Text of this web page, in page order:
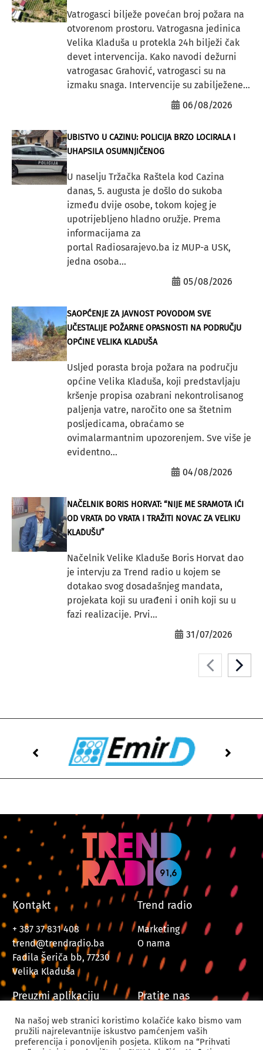
Vatrogasci bilježe povećan broj požara na
otvorenom prostoru. Vatrogasna jedinica
Velika Kladuša u protekla 24h bilježi čak
devet intervencija. Kako navodi dežurni
vatrogasac Grahović, vatrogasci su na
izmaku snaga. Intervencije su zabilježene...
06/08/2026
UBISTVO U CAZINU: POLICIJA BRZO LOCIRALA I
UHAPSILA OSUMNJIČENOG
U naselju Tržačka Raštela kod Cazina
danas, 5. augusta je došlo do sukoba
između dvije osobe, tokom kojeg je
upotrijebljeno hladno oružje. Prema
informacijama za
portal Radiosarajevo.ba iz MUP-a USK,
jedna osoba...
05/08/2026
SAOPĆENJE ZA JAVNOST POVODOM SVE
UČESTALIJE POŽARNE OPASNOSTI NA PODRUČJU
OPĆINE VELIKA KLADUŠA
Usljed porasta broja požara na području
općine Velika Kladuša, koji predstavljaju
kršenje propisa ozabrani nekontrolisanog
paljenja vatre, naročito one sa štetnim
posljedicama, obraćamo se
ovimalarmantnim upozorenjem. Sve više je
evidentno...
04/08/2026
NAČELNIK BORIS HORVAT: “NIJE ME SRAMOTA IĆI
OD VRATA DO VRATA I TRAŽITI NOVAC ZA VELIKU
KLADUŠU”
Načelnik Velike Kladuše Boris Horvat dao
je intervju za Trend radio u kojem se
dotakao svog dosadašnjeg mandata,
projekata koji su urađeni i onih koji su u
fazi realizacije. Prvi...
31/07/2026
Kontakt
+ 387 37 831 408
trend@trendradio.ba
Fadila Šeriča bb, 77230
Velika Kladuša
Trend radio
Marketing
O nama
Preuzmi aplikaciju Pratite nas
Na našoj web stranici koristimo kolačiće kako bismo vam
pružili najrelevantnije iskustvo pamćenjem vaših
preferencija i ponovljenih posjeta. Klikom na “Prihvati